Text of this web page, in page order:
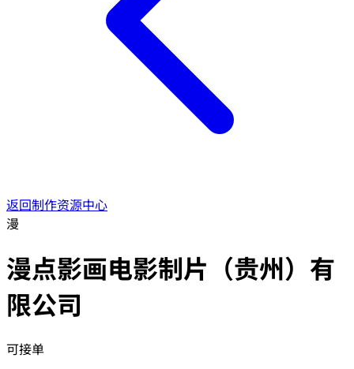
返回制作资源中心
漫
漫点影画电影制片（贵州）有
限公司
可接单